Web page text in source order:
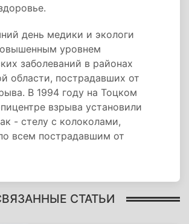
день медики и экологи
уровнем
заболеваний в районах
области, пострадавших от
В 1994 году на Тоцком
взрыва установили
- стелу с колоколами,
всем пострадавшим от
СТАТЬИ